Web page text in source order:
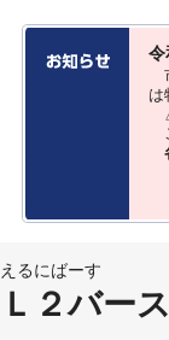
令
は
△
えるにばーす
Ｌ２バー